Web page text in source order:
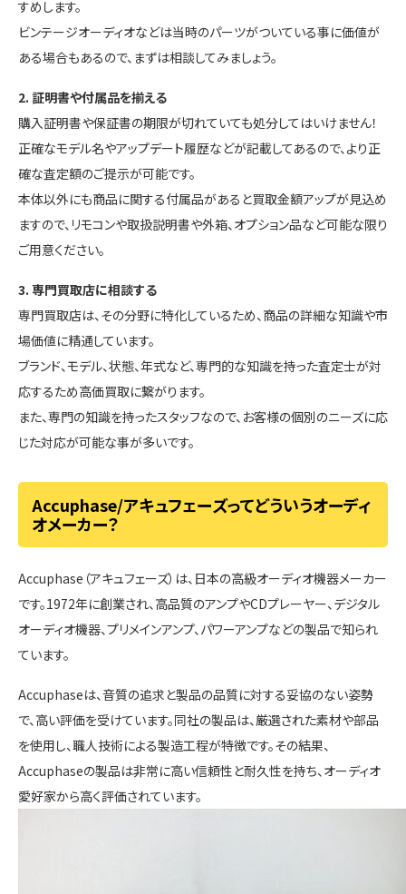
すめします。
ビンテージオーディオなどは当時のパーツがついている事に価値が
ある場合もあるので、まずは相談してみましょう。
2. 証明書や付属品を揃える
購入証明書や保証書の期限が切れていても処分してはいけません！
正確なモデル名やアップデート履歴などが記載してあるので、より正
確な査定額のご提示が可能です。
本体以外にも商品に関する付属品があると買取金額アップが見込め
ますので、リモコンや取扱説明書や外箱、オプション品など可能な限り
ご用意ください。
3. 専門買取店に相談する
専門買取店は、その分野に特化しているため、商品の詳細な知識や市
場価値に精通しています。
ブランド、モデル、状態、年式など、専門的な知識を持った査定士が対
応するため高価買取に繋がります。
また、専門の知識を持ったスタッフなので、お客様の個別のニーズに応
じた対応が可能な事が多いです。
Accuphase/アキュフェーズってどういうオーディ
オメーカー？
Accuphase（アキュフェーズ）は、日本の高級オーディオ機器メーカー
です。1972年に創業され、高品質のアンプやCDプレーヤー、デジタル
オーディオ機器、プリメインアンプ、パワーアンプなどの製品で知られ
ています。
Accuphaseは、音質の追求と製品の品質に対する妥協のない姿勢
で、高い評価を受けています。同社の製品は、厳選された素材や部品
を使用し、職人技術による製造工程が特徴です。その結果、
Accuphaseの製品は非常に高い信頼性と耐久性を持ち、オーディオ
愛好家から高く評価されています。